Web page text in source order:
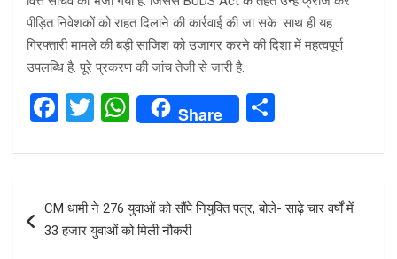
पीड़ित निवेशकों को राहत दिलाने की कार्रवाई की जा सके. साथ ही यह
गिरफ्तारी मामले की बड़ी साजिश को उजागर करने की दिशा में महत्वपूर्ण
उपलब्धि है. पूरे प्रकरण की जांच तेजी से जारी है.
F
ce
o
T
tt
er
W
at
A
Share
ar
navigation
CM धामी ने 276 युवाओं को सौंपे नियुक्ति पत्र, बोले- साढ़े चार वर्षों में
33 हजार युवाओं को मिली नौकरी